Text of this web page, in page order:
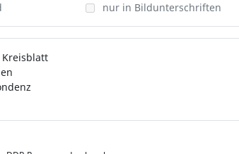
nur in Bildunterschriften